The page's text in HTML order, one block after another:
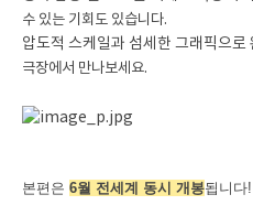
수 있는 기회도 있습니다.
압도적 스케일과 섬세한 그래픽으로
극장에서 만나보세요.
본편은 6월 전세계 동시 개봉됩니다!